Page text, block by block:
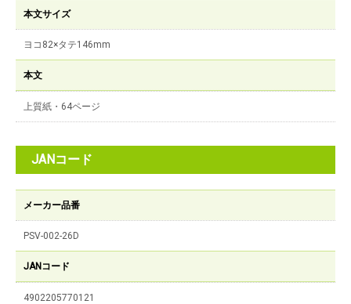
本文サイズ
ヨコ82×タテ146mm
本文
上質紙・64ページ
JANコード
メーカー品番
PSV-002-26D
JANコード
4902205770121